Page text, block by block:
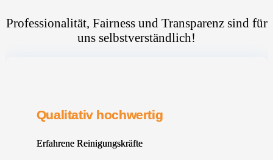
Professionalität, Fairness und Transparenz sind für
uns selbstverständlich!
Qualitativ hochwertig
Erfahrene Reinigungskräfte